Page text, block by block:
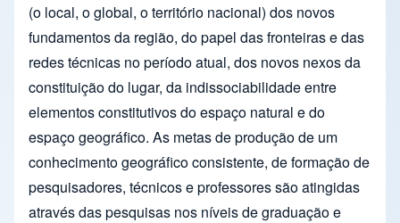
(o local, o global, o território nacional) dos novos
fundamentos da região, do papel das fronteiras e das
redes técnicas no período atual, dos novos nexos da
constituição do lugar, da indissociabilidade entre
elementos constitutivos do espaço natural e do
espaço geográfico. As metas de produção de um
conhecimento geográfico consistente, de formação de
pesquisadores, técnicos e professores são atingidas
através das pesquisas nos níveis de graduação e